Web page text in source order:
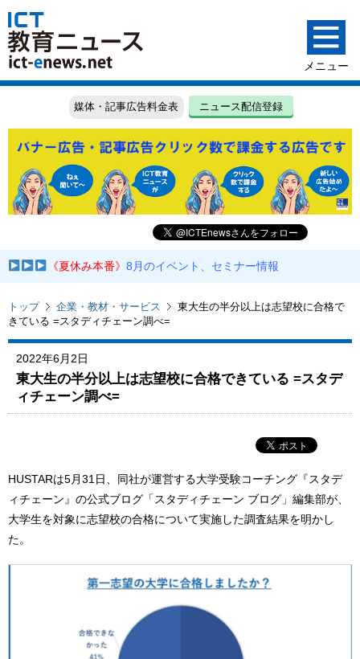
媒体・記事広告料金表 ニュース配信登録
《夏休み本番》8月のイベント、セミナー情報
トップ 企業・教材・サービス
東大生の半分以上は志望校に合格で
きている =スタディチェーン調べ=
2022年6月2日
東大生の半分以上は志望校に合格できている =スタデ
ィチェーン調べ=
HUSTARは5月31日、同社が運営する大学受験コーチング『スタデ
ィチェーン』の公式ブログ「スタディチェーン ブログ」編集部が、
大学生を対象に志望校の合格について実施した調査結果を明かし
た。